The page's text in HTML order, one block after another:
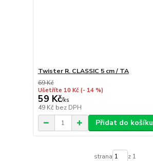
Twister R. CLASSIC 5 cm / TA
69 Kč
Ušetříte 10 Kč (- 14 %)
59 Kč/ks
49 Kč bez DPH
Přidat do košíku
strana z 1